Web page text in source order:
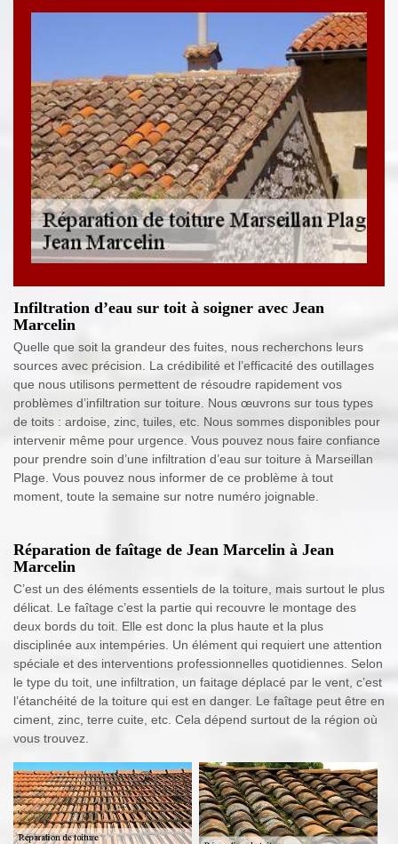
Infiltration d’eau sur toit à soigner avec Jean
Marcelin
Quelle que soit la grandeur des fuites, nous recherchons leurs
sources avec précision. La crédibilité et l’efficacité des outillages
que nous utilisons permettent de résoudre rapidement vos
problèmes d’infiltration sur toiture. Nous œuvrons sur tous types
de toits : ardoise, zinc, tuiles, etc. Nous sommes disponibles pour
intervenir même pour urgence. Vous pouvez nous faire confiance
pour prendre soin d’une infiltration d’eau sur toiture à Marseillan
Plage. Vous pouvez nous informer de ce problème à tout
moment, toute la semaine sur notre numéro joignable.
Réparation de faîtage de Jean Marcelin à Jean
Marcelin
C’est un des éléments essentiels de la toiture, mais surtout le plus
délicat. Le faîtage c’est la partie qui recouvre le montage des
deux bords du toit. Elle est donc la plus haute et la plus
disciplinée aux intempéries. Un élément qui requiert une attention
spéciale et des interventions professionnelles quotidiennes. Selon
le type du toit, une infiltration, un faitage déplacé par le vent, c’est
l’étanchéité de la toiture qui est en danger. Le faîtage peut être en
ciment, zinc, terre cuite, etc. Cela dépend surtout de la région où
vous trouvez.